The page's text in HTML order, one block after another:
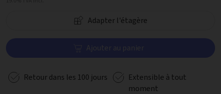
Adapter l'étagère
Ajouter au panier
Retour dans les 100 jours
Extensible à tout
moment